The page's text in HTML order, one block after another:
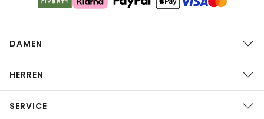
DAMEN
HERREN
SERVICE